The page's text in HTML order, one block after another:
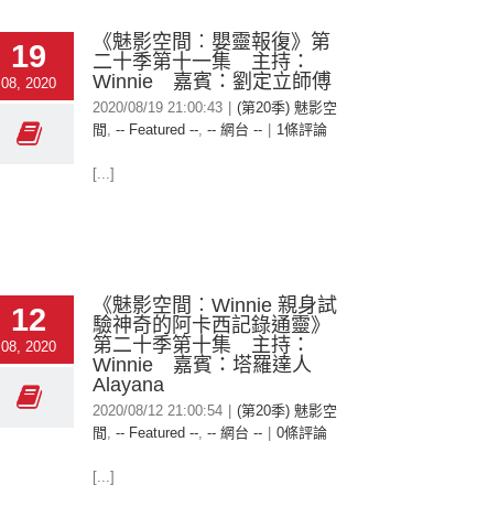
19
08, 2020
《魅影空間︰嬰靈報復》第
二十季第十一集 主持：
Winnie 嘉賓：劉定立師傅
2020/08/19 21:00:43
(第20季) 魅影空
間 , -- Featured --, -- 網台 -- 1條評論
[...]
12
08, 2020
《魅影空間︰Winnie 親身試
驗神奇的阿卡西記錄通靈》
第二十季第十集 主持：
Winnie 嘉賓：塔羅達人
Alayana
2020/08/12 21:00:54
(第20季) 魅影空
間 , -- Featured --, -- 網台 -- 0條評論
[...]